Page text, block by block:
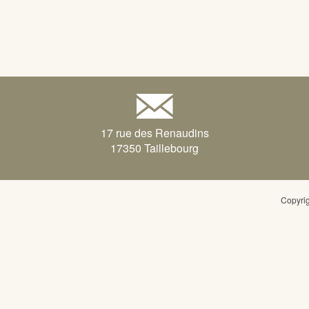
17 rue des Renaudins
17350 Taillebourg